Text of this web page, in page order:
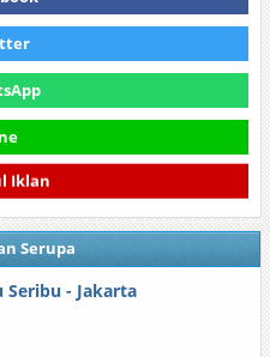
Iklan
Serupa
Seribu - Jakarta